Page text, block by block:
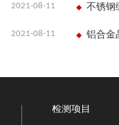
2021-08-11 不锈钢
2021-08-11 铝合金
检测项目